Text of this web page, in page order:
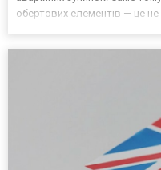
обертових елементів — це